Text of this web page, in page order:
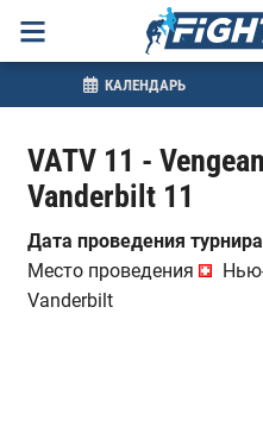
VATV 11 -
Vanderbilt 11
Дата проведения
Место проведения
Vanderbilt
КАЛЕНДАРЬ